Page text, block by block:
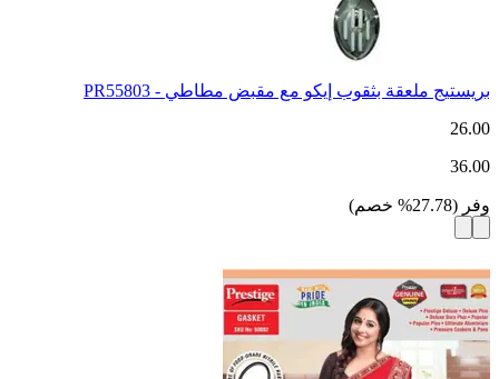
بريستيج ملعقة بثقوب إيكو مع مقبض مطاطي - PR55803
26.00
36.00
وفر (
27.78
% خصم)